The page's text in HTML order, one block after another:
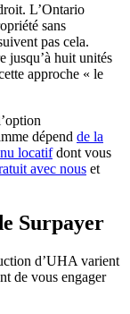
L’Ontario
sans
pas cela.
jusqu’à huit unités
approche « le
dépend de la
locatifdont vous
avec nous et
Surpayer
d’UHA varient
de vous engager